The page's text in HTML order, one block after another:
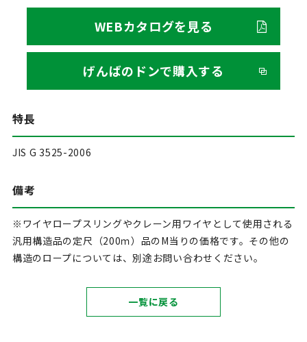
WEBカタログを見る
げんばのドンで購入する
特長
JIS G 3525-2006
備考
※ワイヤロープスリングやクレーン用ワイヤとして使用される
汎用構造品の定尺（200ｍ）品のM当りの価格です。その他の
構造のロープについては、別途お問い合わせください。
一覧に戻る